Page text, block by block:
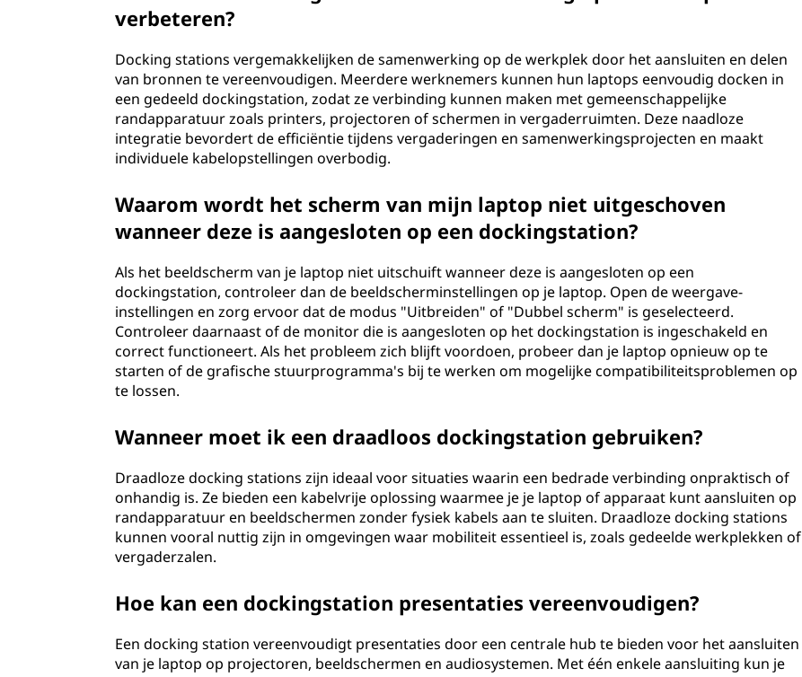
verbeteren?
Docking stations vergemakkelijken de samenwerking op de werkplek door het aansluiten en delen
van bronnen te vereenvoudigen. Meerdere werknemers kunnen hun laptops eenvoudig docken in
een gedeeld dockingstation, zodat ze verbinding kunnen maken met gemeenschappelijke
randapparatuur zoals printers, projectoren of schermen in vergaderruimten. Deze naadloze
integratie bevordert de efficiëntie tijdens vergaderingen en samenwerkingsprojecten en maakt
individuele kabelopstellingen overbodig.
Waarom wordt het scherm van mijn laptop niet uitgeschoven
wanneer deze is aangesloten op een dockingstation?
Als het beeldscherm van je laptop niet uitschuift wanneer deze is aangesloten op een
dockingstation, controleer dan de beeldscherminstellingen op je laptop. Open de weergave-
instellingen en zorg ervoor dat de modus "Uitbreiden" of "Dubbel scherm" is geselecteerd.
Controleer daarnaast of de monitor die is aangesloten op het dockingstation is ingeschakeld en
correct functioneert. Als het probleem zich blijft voordoen, probeer dan je laptop opnieuw op te
starten of de grafische stuurprogramma's bij te werken om mogelijke compatibiliteitsproblemen op
te lossen.
Wanneer moet ik een draadloos dockingstation gebruiken?
Draadloze docking stations zijn ideaal voor situaties waarin een bedrade verbinding onpraktisch of
onhandig is. Ze bieden een kabelvrije oplossing waarmee je je laptop of apparaat kunt aansluiten op
randapparatuur en beeldschermen zonder fysiek kabels aan te sluiten. Draadloze docking stations
kunnen vooral nuttig zijn in omgevingen waar mobiliteit essentieel is, zoals gedeelde werkplekken of
vergaderzalen.
Hoe kan een dockingstation presentaties vereenvoudigen?
Een docking station vereenvoudigt presentaties door een centrale hub te bieden voor het aansluiten
van je laptop op projectoren, beeldschermen en audiosystemen. Met één enkele aansluiting kun je